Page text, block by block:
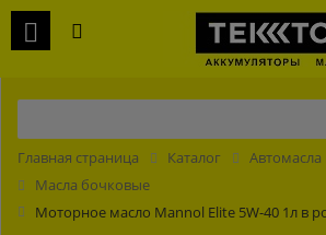
Главная страница Каталог
Автомасла
Масла бочковые
Моторное масло Mannol Elite 5W-40 1л в